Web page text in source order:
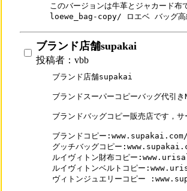
このバージョンは牛革とジャカー
loewe_bag-copy/ ロエベ バッグ高
ブランド店舗supakai
投稿者：vbb
ブランド店舗supakai
ブランドスーパーコピーバッグ代引き
ブランドバッグコピー販売店です，
ブランドコピー
グッチバッグコピー
ルイヴィトン財布コピー
ルイヴィトンベルトコピー
ヴィトンジュエリーコピー